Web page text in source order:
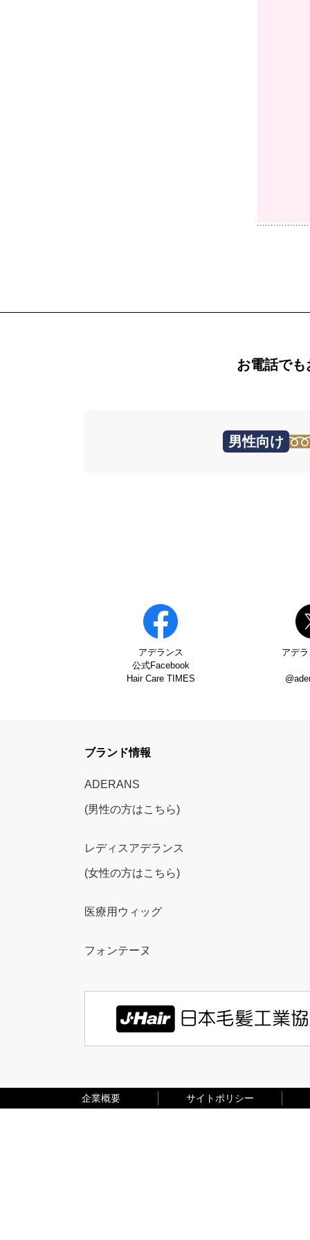
お電話で
男性向け
アデランス
公式Facebook
Hair Care TIMES
アデ
ブランド情報
ADERANS
(男性の方はこちら)
レディスアデランス
(女性の方はこちら)
医療用ウィッグ
フォンテーヌ
企業概要 サイトポリシー